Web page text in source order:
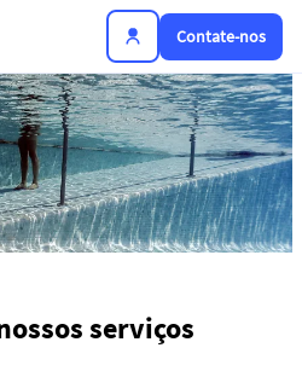
Contate-nos
serviços